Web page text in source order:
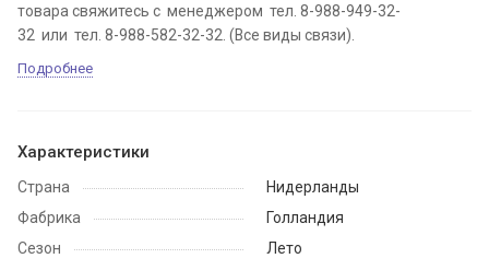
товара свяжитесь с менеджером тел. 8-988-949-32-
32 или тел. 8-988-582-32-32. (Все виды связи).
Подробнее
Характеристики
Страна
Нидерланды
Фабрика
Голландия
Сезон
Лето